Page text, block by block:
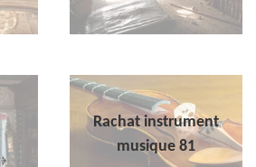
Rachat instrument
musique 81